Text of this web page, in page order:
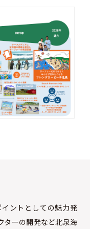
ントとしての魅力発
ターの開発など北泉海